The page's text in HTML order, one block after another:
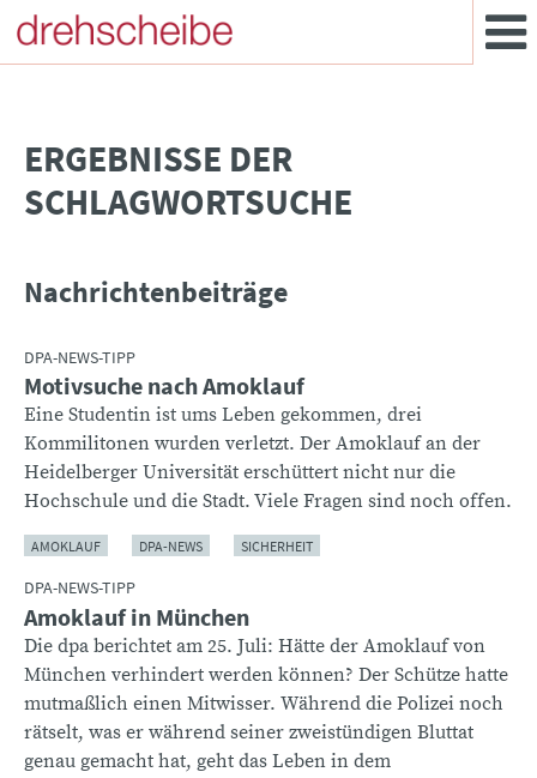
­ERGEBNISSE DER
SCHLAGWORTSUCHE
Nachrichtenbeiträge
DPA-NEWS-TIPP
Motivsuche nach Amoklauf
Eine Studentin ist ums Leben gekommen, drei
Kommilitonen wurden verletzt. Der Amoklauf an der
Heidelberger Universität erschüttert nicht nur die
Hochschule und die Stadt. Viele Fragen sind noch offen.
AMOKLAUF DPA-NEWS SICHERHEIT
DPA-NEWS-TIPP
Amoklauf in München
Die dpa berichtet am 25. Juli: Hätte der Amoklauf von
München verhindert werden können? Der Schütze hatte
mutmaßlich einen Mitwisser. Während die Polizei noch
rätselt, was er während seiner zweistündigen Bluttat
genau gemacht hat, geht das Leben in dem